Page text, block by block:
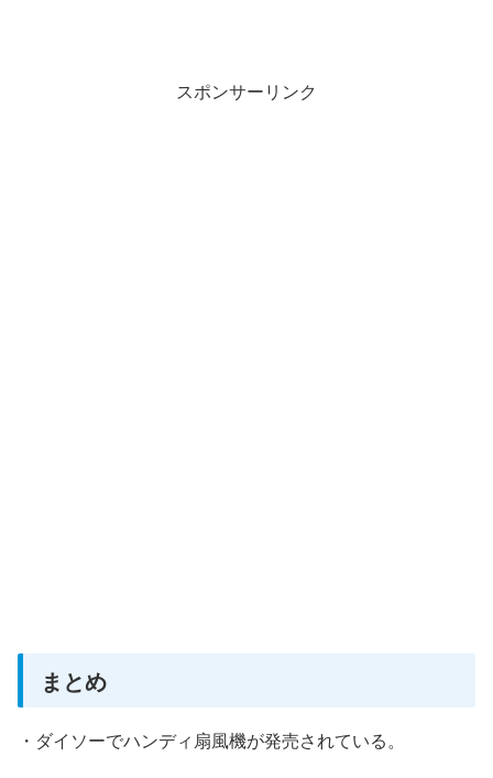
スポンサーリンク
まとめ
・ダイソーでハンディ扇風機が発売されている。